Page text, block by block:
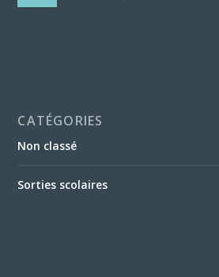
CATÉGORIES
Non classé
Sorties scolaires